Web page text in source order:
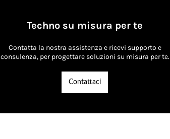
Techno su misura per te
Contatta la nostra assistenza e ricevi supporto e
consulenza, per progettare soluzioni su misura per te.
Contattaci